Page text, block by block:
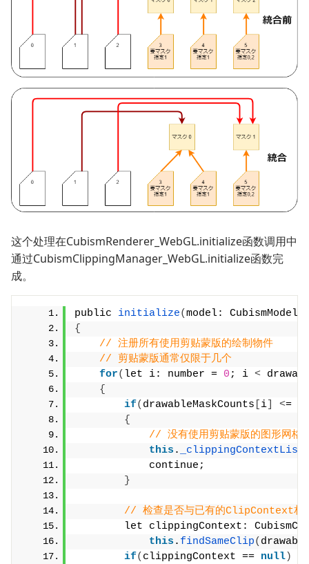
这个处理在CubismRenderer_WebGL.initialize函数调用中
通过CubismClippingManager_WebGL.initialize函数完
成。
public initialize(model:
{
// 注册所有使用剪贴蒙版的绘制物件
// 剪贴蒙版通常仅限于几个
for( let i: number = 0 ; i <
{
if( drawableMaskCounts i <=
{
// 没有使用剪贴蒙版的图形网格
this .
            continue;
}
// 检查是否与已有的ClipContext相
let clippingContext:
this . findSameClip(
if( clippingContext == null)